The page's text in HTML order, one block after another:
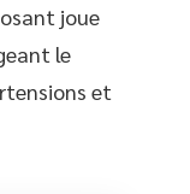
joue
le
et